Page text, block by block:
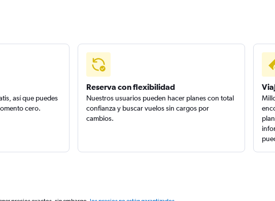
así que puedes
cero.
Reserva con flexibilidad
Nuestros usuarios pueden hacer planes con total
confianza y buscar vuelos sin cargos por
cambios.